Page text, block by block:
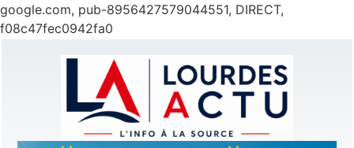
google.com, pub-8956427579044551, DIRECT,
f08c47fec0942fa0